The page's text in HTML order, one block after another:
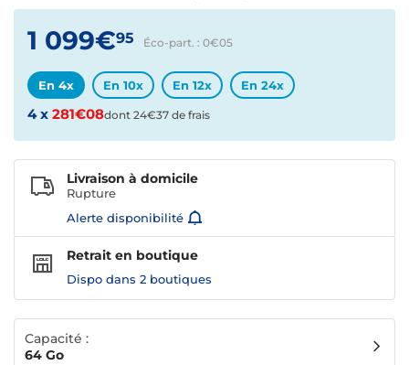
1 099€95 Éco-part. : 0€05
En 4x En 10x En 12x En 24x
4 x 281€08dont 24€37 de frais
Livraison à domicile
Rupture
Alerte disponibilité
Retrait en boutique
Dispo dans 2 boutiques
Capacité :
64 Go